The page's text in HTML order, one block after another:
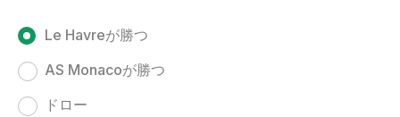
Le Havreが勝つ
AS Monacoが勝つ
ドロー